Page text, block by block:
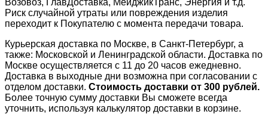
Риск случайной утраты или повреждения изделия
переходит к Покупателю с момента передачи товара.
Курьерская доставка по Москве, в Санкт-Петербург, а
также: Московской и Ленинградской области. Доставка по
Москве осуществляется с 11 до 20 часов ежедневно.
Доставка в выходные дни возможна при согласовании с
отделом доставки. Стоимость доставки от 300 рублей.
Более точную сумму доставки Вы сможете всегда
уточнить, используя калькулятор доставки в корзине.